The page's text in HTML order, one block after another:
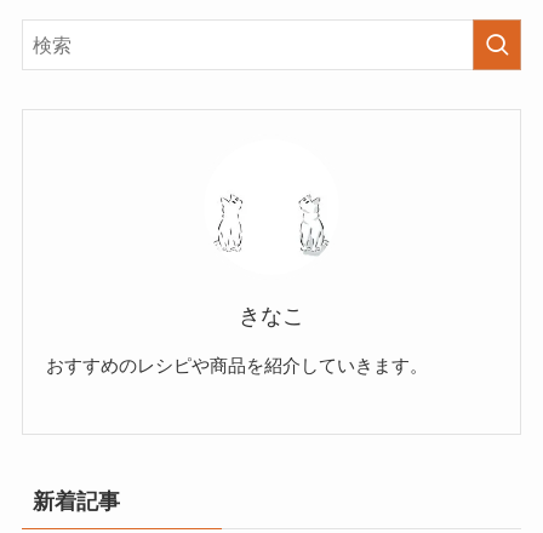
きなこ
おすすめのレシピや商品を紹介していきます。
新着記事